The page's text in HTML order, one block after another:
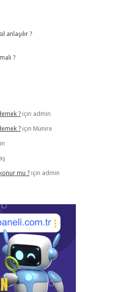
anlaşılır ?
?
? için admin
? için Münire
mu ? için admin